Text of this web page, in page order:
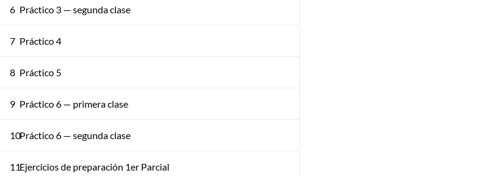
6 Práctico 3 — segunda clase
7 Práctico 4
8 Práctico 5
9 Práctico 6 — primera clase
10Práctico 6 — segunda clase
11Ejercicios de preparación 1er Parcial